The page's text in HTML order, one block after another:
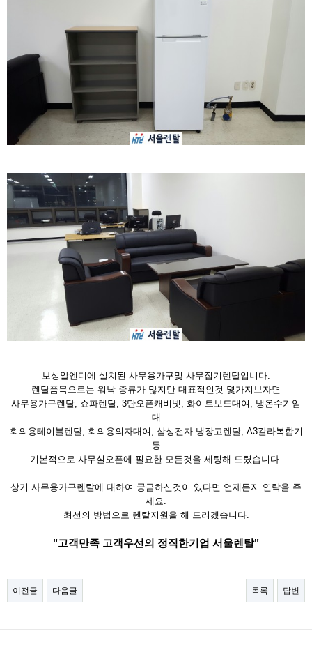
보성알엔디에 설치된 사무용가구및 사무집기렌탈입니다.
렌탈품목으로는 워낙 종류가 많지만 대표적인것 몇가지보자면
사무용가구렌탈, 쇼파렌탈, 3단오픈캐비넷, 화이트보드대여, 냉온수기임
대
회의용테이블렌탈, 회의용의자대여, 삼성전자 냉장고렌탈, A3칼라복합기
등
기본적으로 사무실오픈에 필요한 모든것을 세팅해 드렸습니다.
상기 사무용가구렌탈에 대하여 궁금하신것이 있다면 언제든지 연락을 주
세요.
최선의 방법으로 렌탈지원을 해 드리겠습니다.
"고객만족 고객우선의 정직한기업 서울렌탈"
이전글 다음글 목록 답변